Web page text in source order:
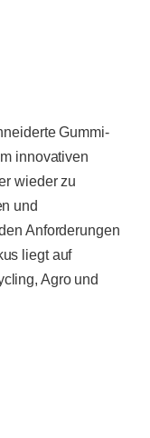
Gummi-
innovativen
wieder zu
und
Anforderungen
liegt auf
Agro und